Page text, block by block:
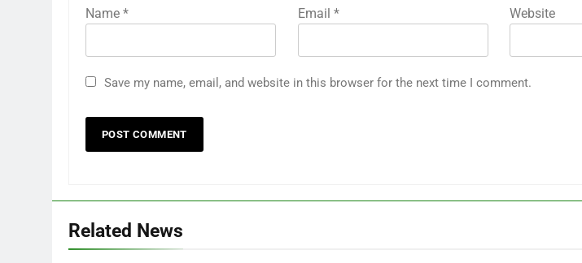
Name * Email * Website
Save my name, email, and website in this browser for the next time I comment.
Related News